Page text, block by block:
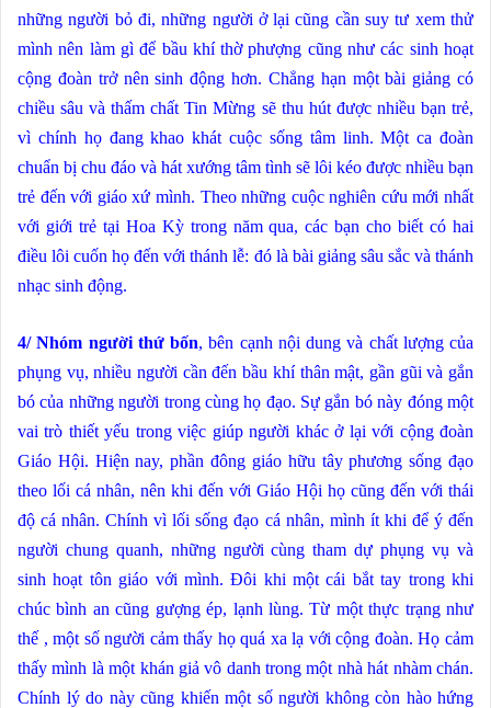
những người bỏ đi, những người ở lại cũng cần suy tư xem thử
mình nên làm gì để bầu khí thờ phượng cũng như các sinh hoạt
cộng đoàn trở nên sinh động hơn. Chẳng hạn một bài giảng có
chiều sâu và thấm chất Tin Mừng sẽ thu hút được nhiều bạn trẻ,
vì chính họ đang khao khát cuộc sống tâm linh. Một ca đoàn
chuẩn bị chu đáo và hát xướng tâm tình sẽ lôi kéo được nhiều bạn
trẻ đến với giáo xứ mình. Theo những cuộc nghiên cứu mới nhất
với giới trẻ tại Hoa Kỳ trong năm qua, các bạn cho biết có hai
điều lôi cuốn họ đến với thánh lễ: đó là bài giảng sâu sắc và thánh
nhạc sinh động.
4/ Nhóm người thứ bốn, bên cạnh nội dung và chất lượng của
phụng vụ, nhiều người cần đến bầu khí thân mật, gần gũi và gắn
bó của những người trong cùng họ đạo. Sự gắn bó này đóng một
vai trò thiết yếu trong việc giúp người khác ở lại với cộng đoàn
Giáo Hội. Hiện nay, phần đông giáo hữu tây phương sống đạo
theo lối cá nhân, nên khi đến với Giáo Hội họ cũng đến với thái
độ cá nhân. Chính vì lối sống đạo cá nhân, mình ít khi để ý đến
người chung quanh, những người cùng tham dự phụng vụ và
sinh hoạt tôn giáo với mình. Đôi khi một cái bắt tay trong khi
chúc bình an cũng gượng ép, lạnh lùng. Từ một thực trạng như
thế , một số người cảm thấy họ quá xa lạ với cộng đoàn. Họ cảm
thấy mình là một khán giả vô danh trong một nhà hát nhàm chán.
Chính lý do này cũng khiến một số người không còn hào hứng